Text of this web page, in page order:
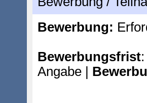
Bewerbung:
Bewerbungsfrist
Angabe |